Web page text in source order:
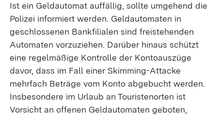
Ist ein Geldautomat auffällig, sollte umgehend die
Polizei informiert werden. Geldautomaten in
geschlossenen Bankfilialen sind freistehenden
Automaten vorzuziehen. Darüber hinaus schützt
eine regelmäßige Kontrolle der Kontoauszüge
davor, dass im Fall einer Skimming-Attacke
mehrfach Beträge vom Konto abgebucht werden.
Insbesondere im Urlaub an Touristenorten ist
Vorsicht an offenen Geldautomaten geboten,